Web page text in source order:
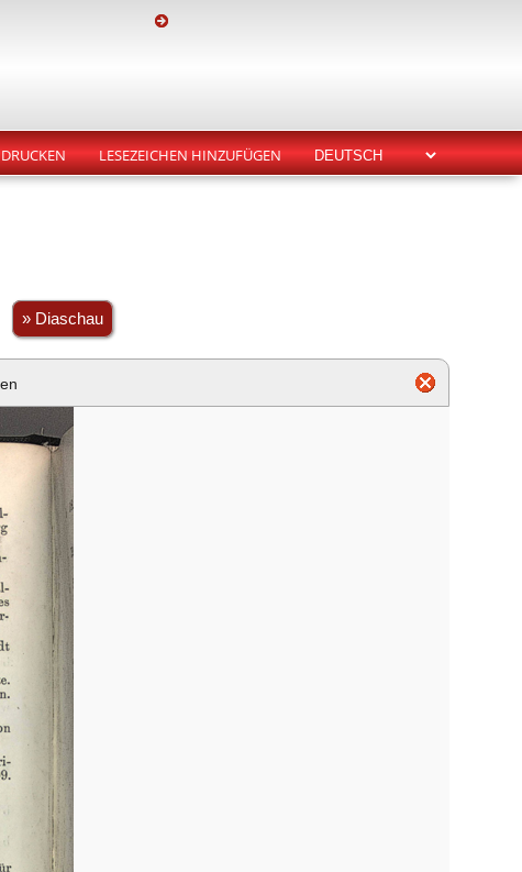
DRUCKEN LESEZEICHEN HINZUFÜGEN
» Diaschau